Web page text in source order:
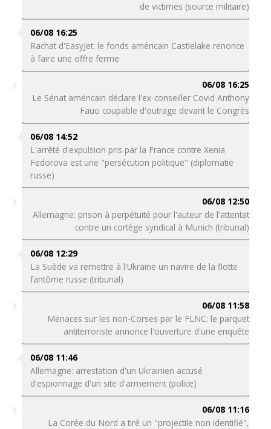
de victimes (source militaire)
06/08 16:25
Rachat d'EasyJet: le fonds américain Castlelake renonce
à faire une offre ferme
06/08 16:25
Le Sénat américain déclare l'ex-conseiller Covid Anthony
Fauci coupable d'outrage devant le Congrès
06/08 14:52
L'arrêté d'expulsion pris par la France contre Xenia
Fedorova est une "persécution politique" (diplomatie
russe)
06/08 12:50
Allemagne: prison à perpétuité pour l'auteur de l'attentat
contre un cortège syndical à Munich (tribunal)
06/08 12:29
La Suède va remettre à l'Ukraine un navire de la flotte
fantôme russe (tribunal)
06/08 11:58
Menaces sur les non-Corses par le FLNC: le parquet
antiterroriste annonce l'ouverture d'une enquête
06/08 11:46
Allemagne: arrestation d'un Ukrainien accusé
d'espionnage d'un site d'armement (police)
06/08 11:16
La Corée du Nord a tiré un "projectile non identifié",